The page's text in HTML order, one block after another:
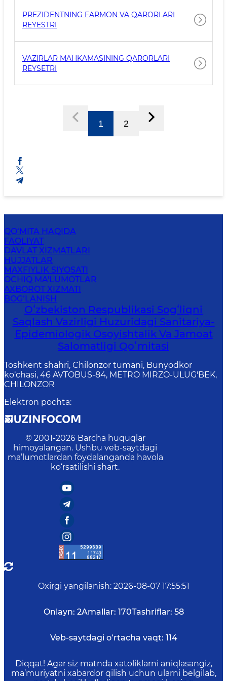
PREZIDENTNING FARMON VA QARORLARI
REYESTRI
VAZIRLAR MAHKAMASINING QARORLARI
REYSETRI
1 2
QO‘MITA HAQIDA
FAOLIYAT
DAVLAT XIZMATLARI
HUJJATLAR
MAXFIYLIK SIYOSATI
OCHIQ MA'LUMOTLAR
AXBOROT XIZMATI
BOG‘LANISH
Oʻzbekiston Respublikasi Sogʻliqni
Saqlash Vazirligi Huzuridagi Sanitariya-
Epidemiologik Osoyishtalik Va Jamoat
Salomatligi Qoʻmitasi
Toshkent shahri, Chilonzor tumani, Bunyodkor
ko‘chasi, 46 AVTOBUS-84, METRO MIRZO-ULUG'BEK,
CHILONZOR
Elektron pochta:
© 2001-2026 Barcha huquqlar
himoyalangan. Ushbu veb-saytdagi
ma’lumotlardan foydalanganda havola
ko‘rsatilishi shart.
Oxirgi yangilanish: 2026-08-07 17:55:51
Onlayn: 2Amallar: 170Tashriflar: 58
Veb-saytdagi o‘rtacha vaqt: 114
Diqqat! Agar siz matnda xatoliklarni aniqlasangiz,
ma’muriyatni xabardor qilish uchun ularni belgilab,